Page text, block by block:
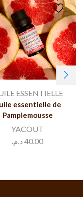
ESSENTIELLE
essentielle de
Pamplemousse
YACOUT
40.00 د.م.